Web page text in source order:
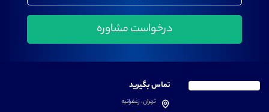
تماس بگیرید
تهران، زعفرانیه